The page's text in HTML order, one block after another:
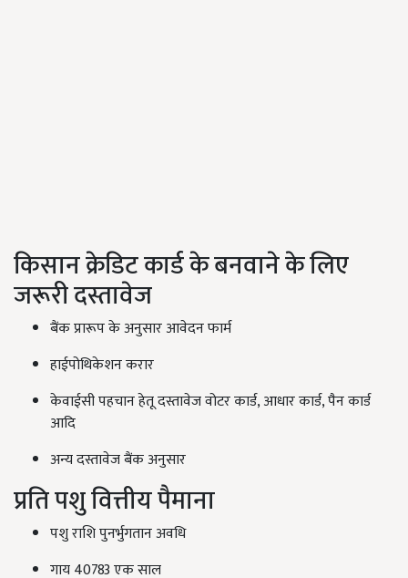
किसान क्रेडिट कार्ड के बनवाने के लिए
जरूरी दस्तावेज
बैंक प्रारूप के अनुसार आवेदन फार्म
हाईपोथिकेशन करार
केवाईसी पहचान हेतू दस्तावेज वोटर कार्ड, आधार कार्ड, पैन कार्ड
आदि
अन्य दस्तावेज बैंक अनुसार
प्रति पशु वित्तीय पैमाना
पशु राशि पुनर्भुगतान अवधि
गाय 40783 एक साल